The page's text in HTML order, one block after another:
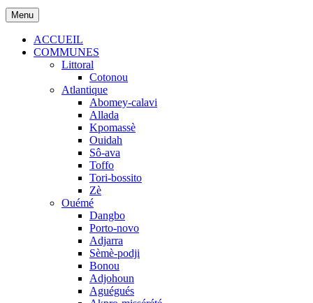
Menu
ACCUEIL
COMMUNES
Littoral
Cotonou
Atlantique
Abomey-calavi
Allada
Kpomassè
Ouidah
Sô-ava
Toffo
Tori-bossito
Zè
Ouémé
Dangbo
Porto-novo
Adjarra
Sèmè-podji
Bonou
Adjohoun
Aguégués